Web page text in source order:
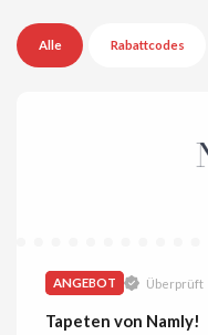
Alle Rabattcodes
ANGEBOT Überprüft
Tapeten von Namly!